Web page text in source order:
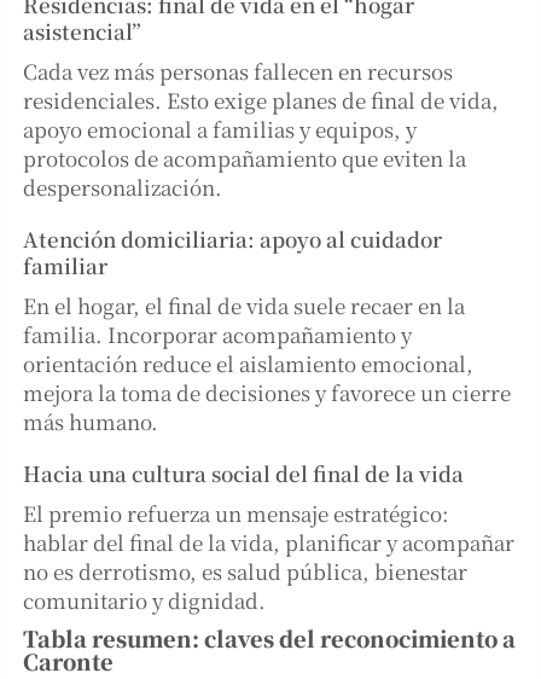
asistencial”
Cada vez más personas fallecen en recursos
residenciales. Esto exige planes de final de vida,
apoyo emocional a familias y equipos, y
protocolos de acompañamiento que eviten la
despersonalización.
Atención domiciliaria: apoyo al cuidador
familiar
En el hogar, el final de vida suele recaer en la
familia. Incorporar acompañamiento y
orientación reduce el aislamiento emocional,
mejora la toma de decisiones y favorece un cierre
más humano.
Hacia una cultura social del final de la vida
El premio refuerza un mensaje estratégico:
hablar del final de la vida, planificar y acompañar
no es derrotismo, es salud pública, bienestar
comunitario y dignidad.
Tabla resumen: claves del reconocimiento a
Caronte